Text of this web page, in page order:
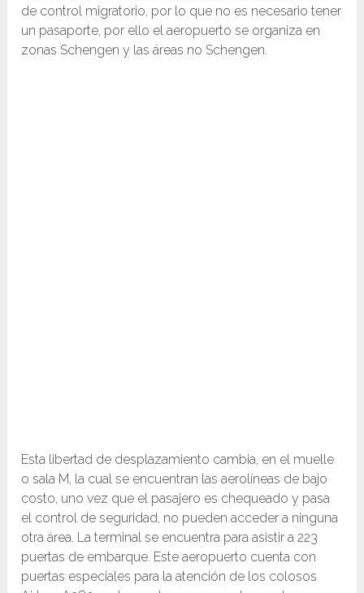
de control migratorio, por lo que no es necesario tener
un pasaporte, por ello el aeropuerto se organiza en
zonas Schengen y las áreas no Schengen.
Esta libertad de desplazamiento cambia, en el muelle
o sala M, la cual se encuentran las aerolíneas de bajo
costo, uno vez que el pasajero es chequeado y pasa
el control de seguridad, no pueden acceder a ninguna
otra área. La terminal se encuentra para asistir a 223
puertas de embarque. Este aeropuerto cuenta con
puertas especiales para la atención de los colosos